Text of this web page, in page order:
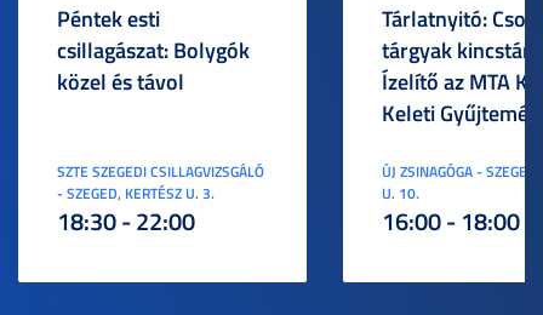
Péntek esti
csillagászat: Bolygók
közel és távol
SZTE SZEGEDI CSILLAGVIZSGÁLÓ
- SZEGED, KERTÉSZ U. 3.
18:30 - 22:00
Tárlatnyitó:
tárgyak
Ízelítő az MTA
Keleti
ÚJ ZSINAGÓGA -
U. 10.
16:00 - 18:00